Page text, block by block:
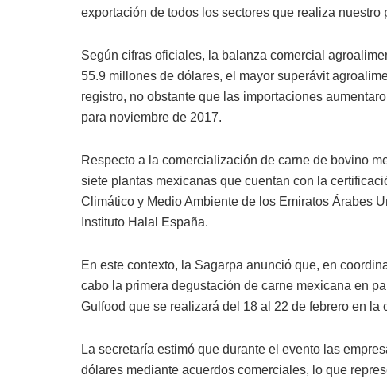
exportación de todos los sectores que realiza nuestro
Según cifras oficiales, la balanza comercial
55.9 millones de dólares, el mayor superávit
registro, no obstante que las importaciones
para noviembre de 2017.
Respecto a la comercialización de carne de bovino
siete plantas mexicanas que cuentan con la
Climático y Medio Ambiente de los Emiratos Árabes
Instituto Halal España.
En este contexto, la Sagarpa anunció que, en
cabo la primera degustación de carne mexicana en
Gulfood que se realizará del 18 al 22 de febrero en la
La secretaría estimó que durante el evento las
dólares mediante acuerdos comerciales, lo que